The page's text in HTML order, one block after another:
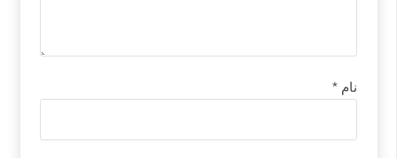
نام *